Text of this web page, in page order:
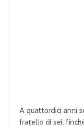
A quattordici anni
fratello di sei,